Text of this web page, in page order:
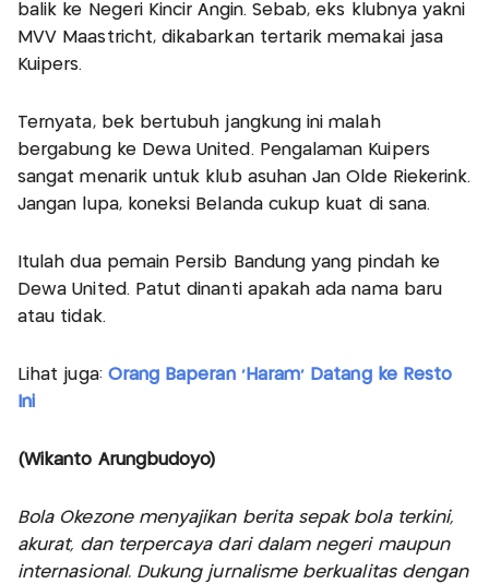
balik ke Negeri Kincir Angin. Sebab, eks klubnya yakni
MVV Maastricht, dikabarkan tertarik memakai jasa
Kuipers.
Ternyata, bek bertubuh jangkung ini malah
bergabung ke Dewa United. Pengalaman Kuipers
sangat menarik untuk klub asuhan Jan Olde Riekerink.
Jangan lupa, koneksi Belanda cukup kuat di sana.
Itulah dua pemain Persib Bandung yang pindah ke
Dewa United. Patut dinanti apakah ada nama baru
atau tidak.
Lihat juga: Orang Baperan 'Haram' Datang ke Resto
Ini
(Wikanto Arungbudoyo)
Bola Okezone menyajikan berita sepak bola terkini,
akurat, dan terpercaya dari dalam negeri maupun
internasional. Dukung jurnalisme berkualitas dengan